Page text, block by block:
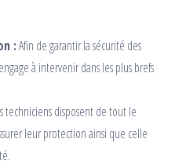
:Afin de garantir la sécurité des
à intervenir dans les plus brefs
techniciens disposent de tout le
leur protection ainsi que celle